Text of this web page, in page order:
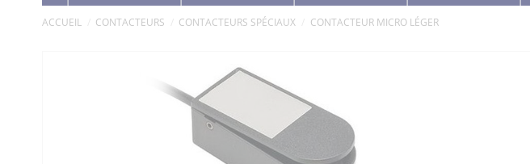
ACCUEIL CONTACTEURS CONTACTEURS SPÉCIAUX CONTACTEUR MICRO LÉGER